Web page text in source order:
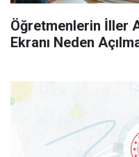
Öğretmenlerin İller
Ekranı Neden